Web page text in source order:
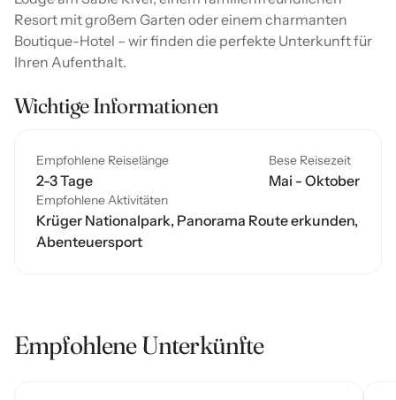
Resort mit großem Garten oder einem charmanten
Boutique-Hotel – wir finden die perfekte Unterkunft für
Ihren Aufenthalt.
Wichtige Informationen
Empfohlene Reiselänge
2-3 Tage
Bese Reisezeit
Mai - Oktober
Empfohlene Aktivitäten
Krüger Nationalpark, Panorama Route erkunden,
Abenteuersport
Empfohlene Unterkünfte